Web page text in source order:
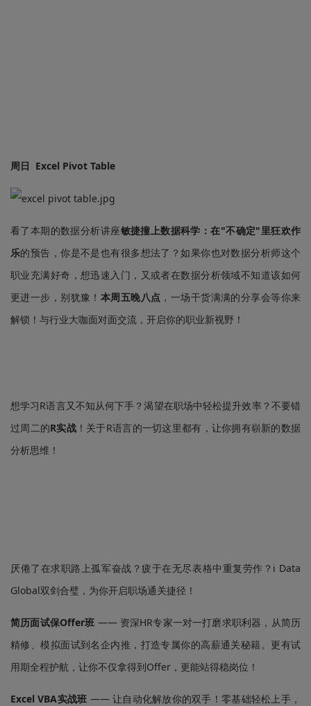
周日 Excel Pivot Table
看了本期的数据分析讲座敏捷撞上数据科学：在"不确定"里狂欢作
乐的预告，你是不是也有很多想法了？如果你也对数据分析师这个
职业充满好奇，想迅速入门，又或者在数据分析领域不知道该如何
更进一步，别犹豫！ 本周五晚八点 ，一场干货满满的分享会等你来
解锁！与行业大咖面对面交流，开启你的职业新视野！
想学习R语言又不知从何下手？渴望在职场中轻松提升效率？不要错
过周二的R实战！关于R语言的一切这里都有，让你拥有崭新的数据
分析思维！
厌倦了在求职路上孤军奋战？疲于在无尽表格中重复劳作？i Data
Global双剑合璧，为你开启职场通关捷径！
简历面试保Offer班 —— 资深HR专家一对一打磨求职利器，从简历
精修、模拟面试到名企内推，打造专属你的高薪通关秘籍。更有试
用期全程护航，让你不仅拿得到Offer，更能站得稳岗位！
Excel VBA实战班 —— 让自动化解放你的双手！零基础轻松上手，